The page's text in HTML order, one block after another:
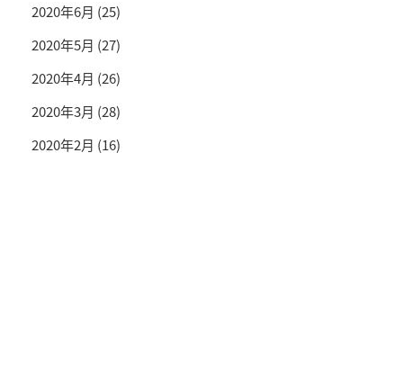
2020年6月 (25)
2020年5月 (27)
2020年4月 (26)
2020年3月 (28)
2020年2月 (16)